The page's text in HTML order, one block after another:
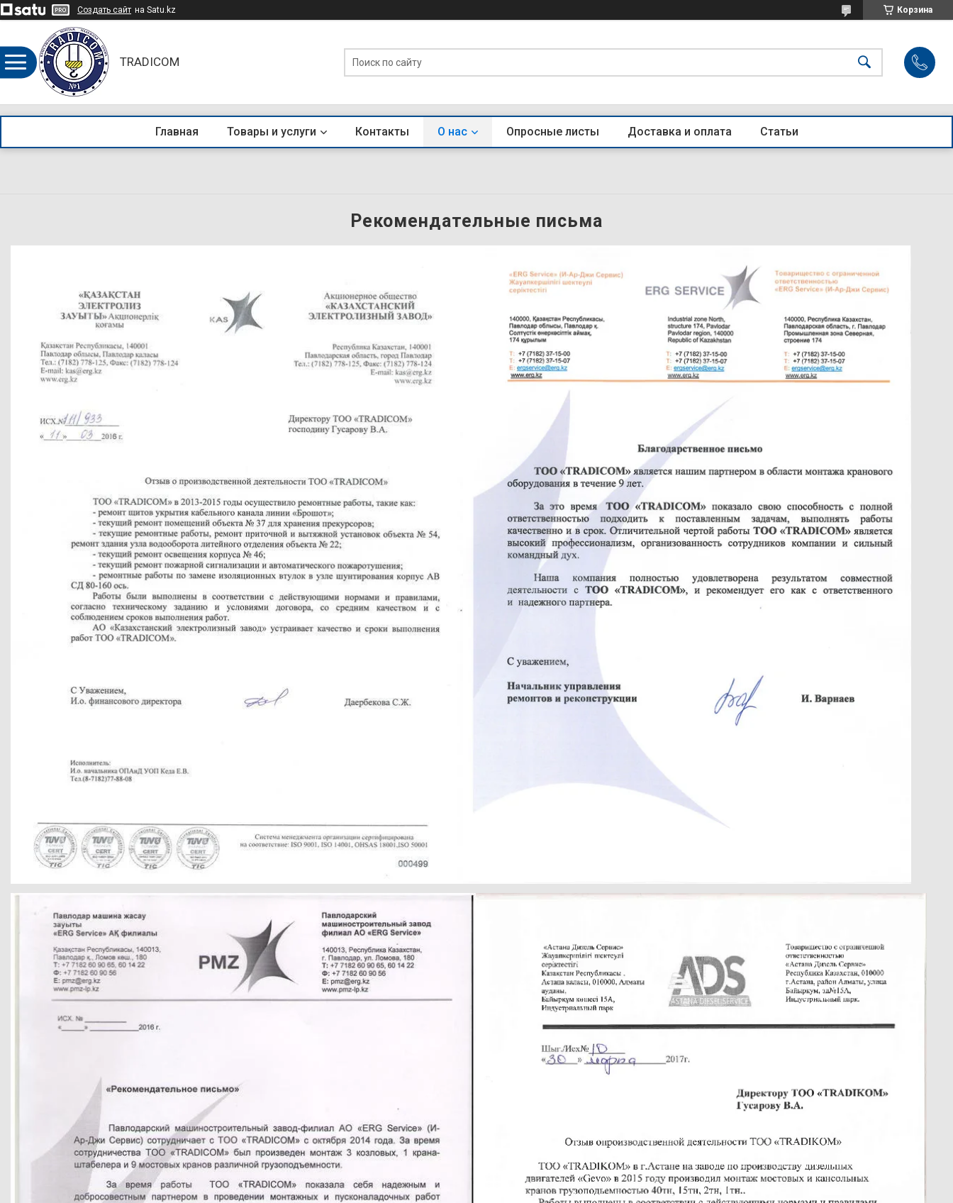
Создать сайт на Satu.kz Корзина
TRADICOM
Главная Товары и услуги Контакты О нас Опросные листы Доставка и оплата Статьи
Рекомендательные письма